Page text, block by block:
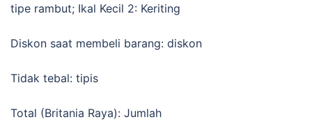
tipe rambut; Ikal Kecil 2: Keriting
Diskon saat membeli barang: diskon
Tidak tebal: tipis
Total (Britania Raya): Jumlah